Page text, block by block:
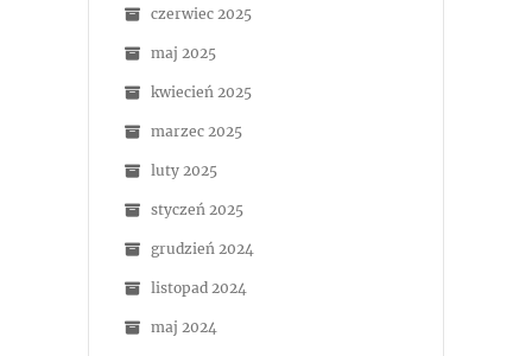
czerwiec 2025
maj 2025
kwiecień 2025
marzec 2025
luty 2025
styczeń 2025
grudzień 2024
listopad 2024
maj 2024